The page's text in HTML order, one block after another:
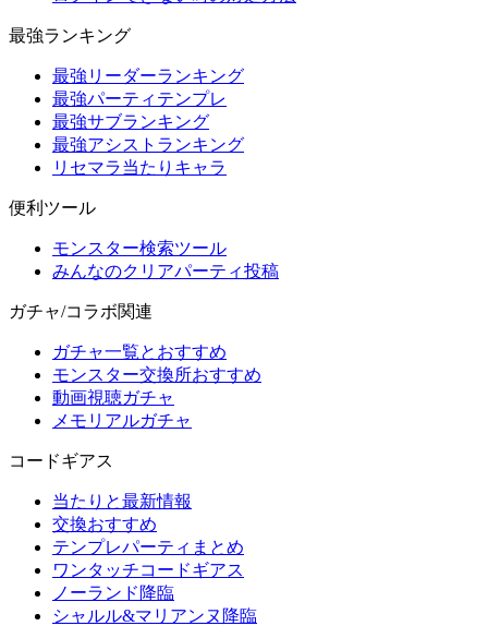
最強ランキング
最強リーダーランキング
最強パーティテンプレ
最強サブランキング
最強アシストランキング
リセマラ当たりキャラ
便利ツール
モンスター検索ツール
みんなのクリアパーティ投稿
ガチャ/コラボ関連
ガチャ一覧とおすすめ
モンスター交換所おすすめ
動画視聴ガチャ
メモリアルガチャ
コードギアス
当たりと最新情報
交換おすすめ
テンプレパーティまとめ
ワンタッチコードギアス
ノーランド降臨
シャルル&マリアンヌ降臨